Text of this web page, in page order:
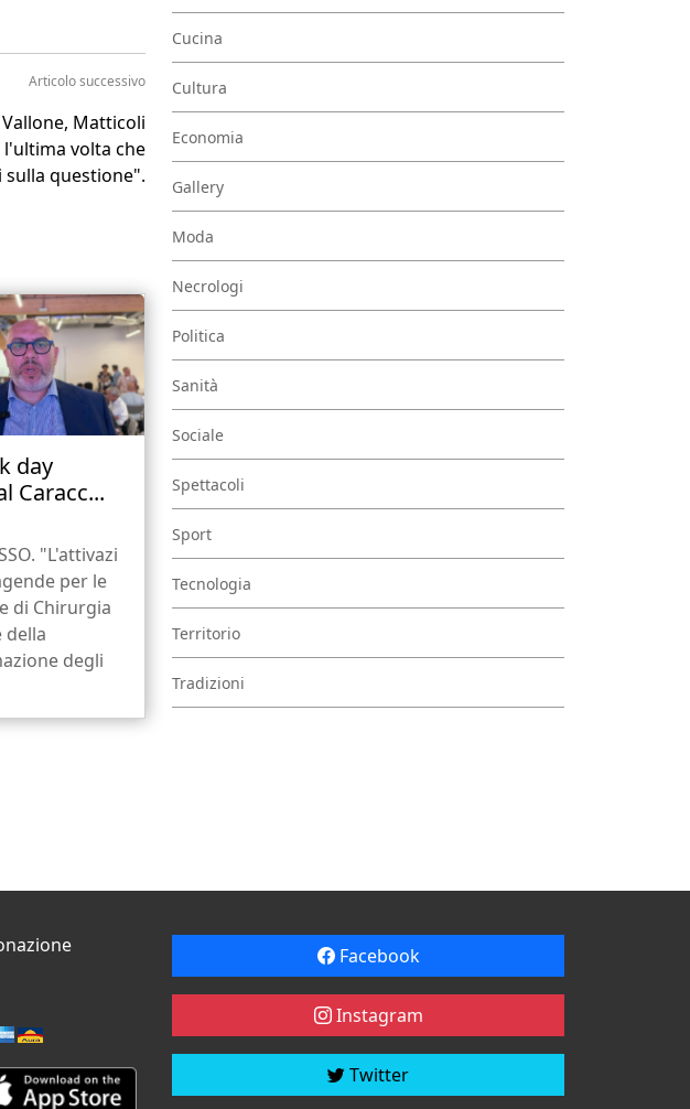
Articolo successivo
Matticoli
volta che
questione".
day
Caracc...
"L'attivazi
per le
di Chirurgia
della
degli
Cucina
Cultura
Economia
Gallery
Moda
Necrologi
Politica
Sanità
Sociale
Spettacoli
Sport
Tecnologia
Territorio
Tradizioni
Facebook
Instagram
Twitter